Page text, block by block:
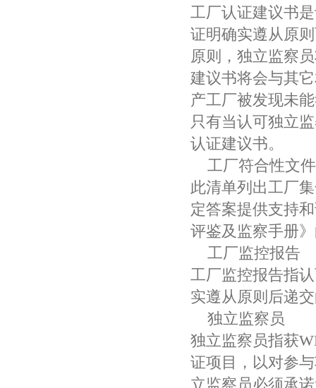
工厂认证建议书
证明确实遵从原
原则，独立监察
建议书将会与其
产工厂被发现未
只有当认可独立
认证建议书。
工厂符合性文
此清单列出工厂
定答案提供支持
评鉴及监察手册
工厂监控报告
工厂监控报告指
实遵从原则后递
独立监察员
独立监察员指获
证项目，以对参
立监察员必须承